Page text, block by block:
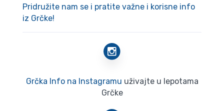
Pridružite nam se i pratite važne i korisne info
iz Grčke!
Grčka Info na Instagramu uživajte u lepotama
Grčke